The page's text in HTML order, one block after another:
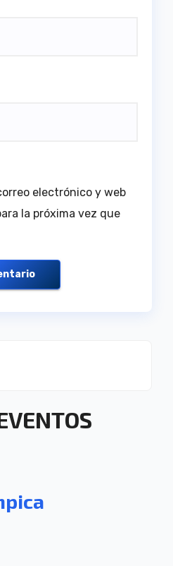
electrónico y web
la próxima vez que